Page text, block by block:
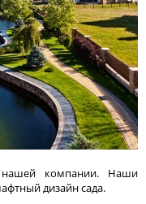
нашей компании. Наши
дизайн сада.